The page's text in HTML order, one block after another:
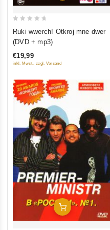
5
Ruki wwerch! Otkroj mne dwer
(DVD + mp3)
€19,99
inkl. Mwst., zzgl. Versand
In Den Warenkorb